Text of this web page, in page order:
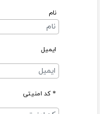
نام
ایمیل
* کد امنیتی